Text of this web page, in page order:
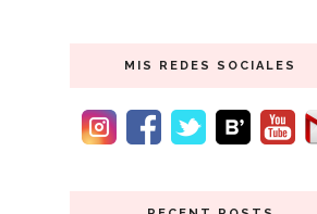
MIS REDES SOCIALES